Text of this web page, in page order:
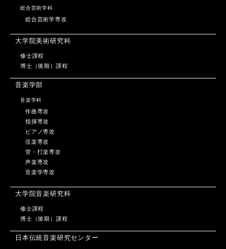
総合芸術学科
総合芸術学専攻
大学院美術研究科
修士課程
博士（後期）課程
音楽学部
音楽学科
作曲専攻
指揮専攻
ピアノ専攻
弦楽専攻
管・打楽専攻
声楽専攻
音楽学専攻
大学院音楽研究科
修士課程
博士（後期）課程
日本伝統音楽研究センター